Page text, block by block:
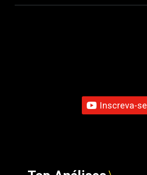
Inscreva-se